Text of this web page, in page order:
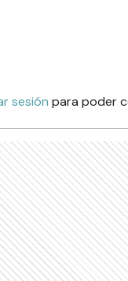
sesión para poder